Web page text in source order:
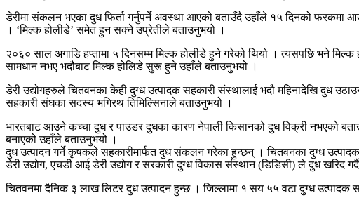
डेरीमा संकलन भएका दुध फिर्ता गर्नुपर्ने अवस्था आएको बताउँदै उहाँले १५ दिनको
। ‘मिल्क होलीडे’ समेत हुन सक्ने उप्रेतीले बताउनुभयो ।
२०६० साल अगाडि हप्तामा ५ दिनसम्म मिल्क होलीडे हुने गरेको थियो । त्यसपछि भने
सामधान नभए भदौबाट मिल्क होलिडे सुरू हुने उहाँले बताउनुभयो ।
डेरी उद्योगहरुले चितवनका केही दुग्ध उत्पादक सहकारी संस्थालाई भदौ महिनादेखि दुध
सहकारी संघका सदस्य भगिरथ तिमिल्सिनाले बताउनुभयो ।
भारतबाट आउने कच्चा दुध र पाउडर दुधका कारण नेपाली किसानको दुध विक्री नभएको
बनाएको उहाँले बताउनुभयो ।
दुध उत्पादन गर्ने कृषकले सहकारीमार्फत दुध संकलन गरेका हुन्छन् । चितवनका दुग्ध उत्पादक
डेरी उद्योग, एचडी आई डेरी उद्योग र सरकारी दुग्ध विकास संस्थान (डिडिसी) ले दुध खरिद
चितवनमा दैनिक ३ लाख लिटर दुध उत्पादन हुन्छ । जिल्लामा १ सय ५५ वटा दुग्ध उत्पादक